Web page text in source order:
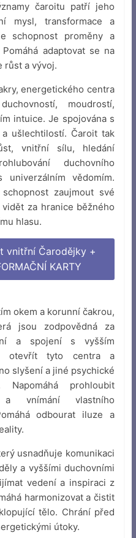
čaroitu patří jeho
mysl, transformace a
schopnost proměny a
adaptovat se na
růst a vývoj.
energetického centra
moudrostí,
intuice. Je spojována s
ušlechtilostí. Čaroit tak
vnitřní sílu, hledání
duchovního
vědomím.
zaujmout své
za hranice běžného
hlasu.
vnitřní Čarodějky +
KARTY
okem a korunní čakrou,
jsou zodpovědná za
a spojení s vyšším
otevřít tyto centra a
slyšení a jiné psychické
prohloubit
a vnímání vlastního
odbourat iluze a
usnadňuje komunikaci
a vyššími duchovními
vedení a inspiraci z
harmonizovat a čistit
tělo. Chrání před
útoky.